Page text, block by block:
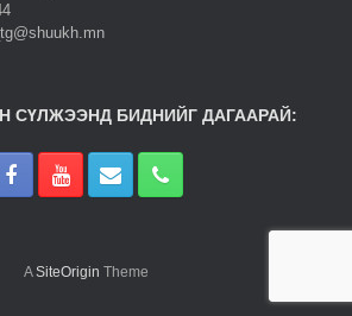
СҮЛЖЭЭНД БИДНИЙГ ДАГААРАЙ:
ASiteOrigin Theme